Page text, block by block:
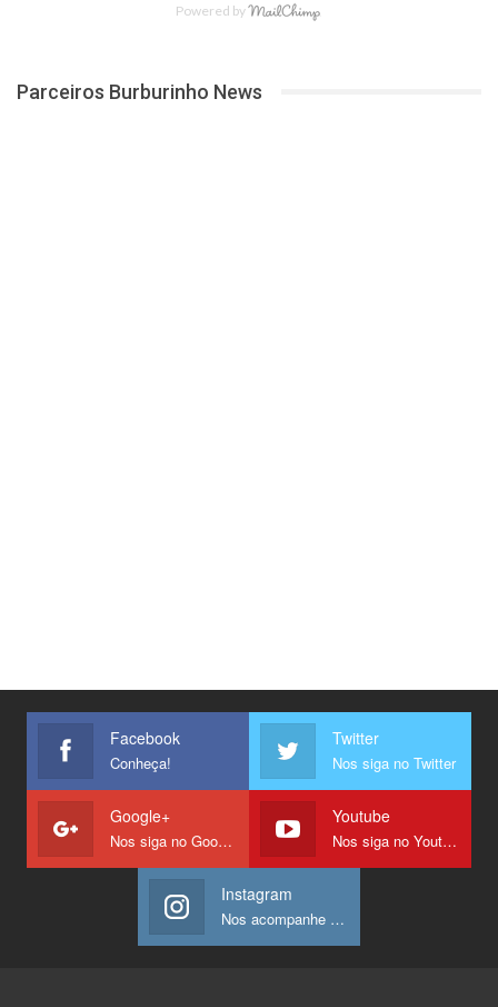
Powered by
Parceiros Burburinho News
Facebook
Conheça!
Twitter
Nos siga no Twitter
Google+
Nos siga no Google +
Youtube
Nos siga no Youtube
Instagram
Nos acompanhe no Instagram